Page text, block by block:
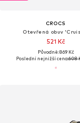
CROCS
Otevřená obuv
521 Kč
Původně: 869 Kč
Poslední nejnižší cena:608